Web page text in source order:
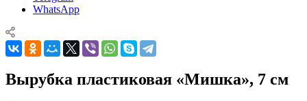
WhatsApp
Вырубка пластиковая «Мишка», 7 см